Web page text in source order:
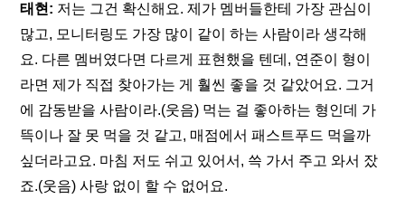
태현: 저는 그건 확신해요. 제가 멤버들한테 가장 관심이
많고, 모니터링도 가장 많이 같이 하는 사람이라 생각해
요. 다른 멤버였다면 다르게 표현했을 텐데, 연준이 형이
라면 제가 직접 찾아가는 게 훨씬 좋을 것 같았어요. 그거
에 감동받을 사람이라.(웃음) 먹는 걸 좋아하는 형인데 가
뜩이나 잘 못 먹을 것 같고, 매점에서 패스트푸드 먹을까
싶더라고요. 마침 저도 쉬고 있어서, 쓱 가서 주고 와서 잤
죠.(웃음) 사랑 없이 할 수 없어요.